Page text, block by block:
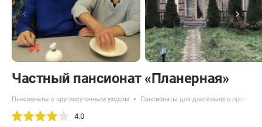
Частный пансионат «Планерная»
Пансионаты с круглосуточным уходом Пансионаты для длительного
4.0